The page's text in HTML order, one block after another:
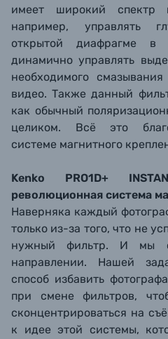
имеет широкий спектр
например, управлять
открытой диафрагме
динамично управлять
необходимого
видео. Также данный
как обычный
целиком. Всё это
системе магнитного
Kenko PRO1D+
революционная система
Наверняка каждый
только из-за того, что не
нужный фильтр. И мы
направлении. Нашей
способ избавить
при смене фильтров,
сконцентрироваться на
к идее этой системы,